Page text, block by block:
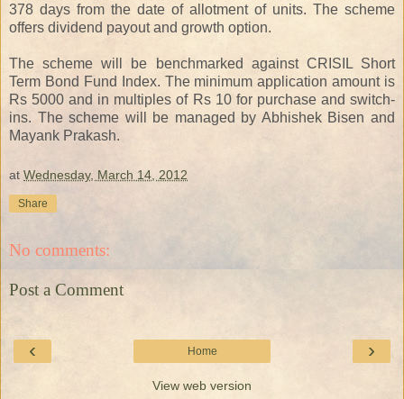
378 days from the date of allotment of units. The scheme
offers dividend payout and growth option.
The scheme will be benchmarked against CRISIL Short
Term Bond Fund Index. The minimum application amount is
Rs 5000 and in multiples of Rs 10 for purchase and switch-
ins. The scheme will be managed by Abhishek Bisen and
Mayank Prakash.
at Wednesday, March 14, 2012
Share
No comments:
Post a Comment
‹ ›
Home
View web version